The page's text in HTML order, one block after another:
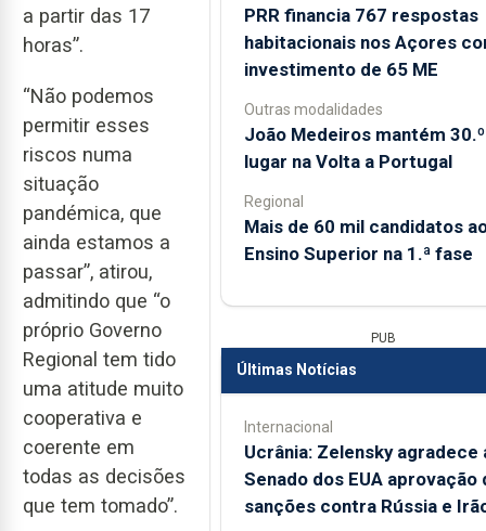
a partir das 17
horas”.
“Não podemos
permitir esses
riscos numa
situação
pandémica, que
ainda estamos a
passar”, atirou,
admitindo que “o
próprio Governo
Regional tem tido
uma atitude muito
cooperativa e
coerente em
todas as decisões
que tem tomado”.
PRR financia 767 respostas
habitacionais nos Açores
investimento de 65 ME
Outras modalidades
João Medeiros mantém 30.º
lugar na Volta a Portugal
Regional
Mais de 60 mil candidatos
Ensino Superior na 1.ª fase
PUB
Últimas Notícias
Internacional
Ucrânia: Zelensky agradece
Senado dos EUA aprovação
sanções contra Rússia e